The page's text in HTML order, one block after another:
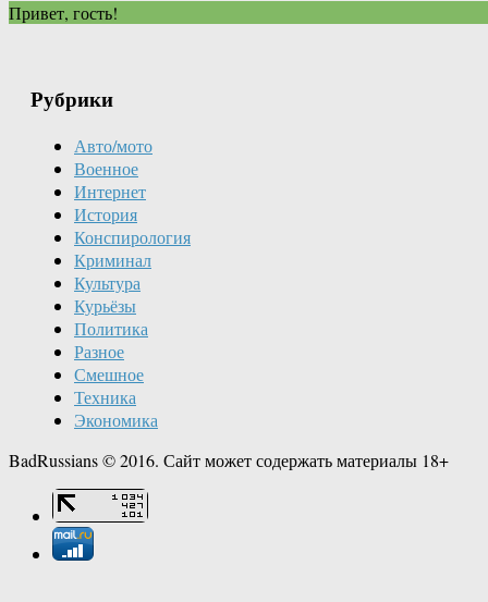
Привет, гость!
Рубрики
Авто/мото
Военное
Интернет
История
Конспирология
Криминал
Культура
Курьёзы
Политика
Разное
Смешное
Техника
Экономика
BadRussians © 2016. Сайт может содержать материалы 18+